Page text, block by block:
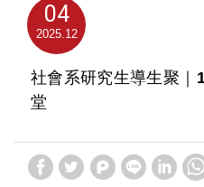
04
12
2025
社會系研究生導生聚｜
堂